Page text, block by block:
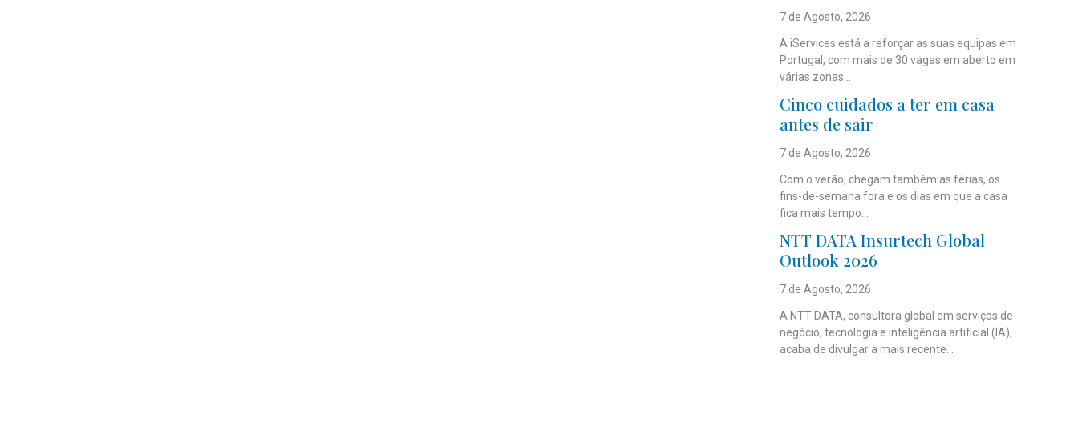
7 de Agosto, 2026
A iServices está a reforçar as suas equipas em
Portugal, com mais de 30 vagas em aberto em
várias zonas...
Cinco cuidados a ter em casa
antes de sair
7 de Agosto, 2026
Com o verão, chegam também as férias, os
fins-de-semana fora e os dias em que a casa
fica mais tempo...
NTT DATA Insurtech Global
Outlook 2026
7 de Agosto, 2026
A NTT DATA, consultora global em serviços de
negócio, tecnologia e inteligência artificial (IA),
acaba de divulgar a mais recente...